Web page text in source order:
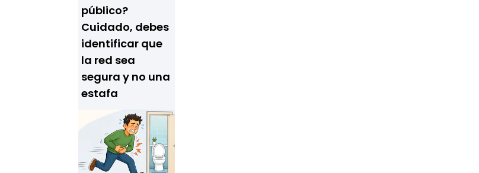
público?
Cuidado, debes
identificar que
la red sea
segura y no una
estafa